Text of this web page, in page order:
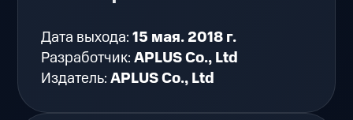
Дата выхода:15 мая. 2018 г.
Разработчик:APLUS Co., Ltd
Издатель:APLUS Co., Ltd